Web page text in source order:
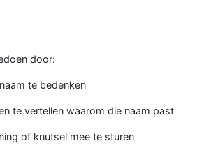
door:
te bedenken
te vertellen waarom die naam past
of knutsel mee te sturen